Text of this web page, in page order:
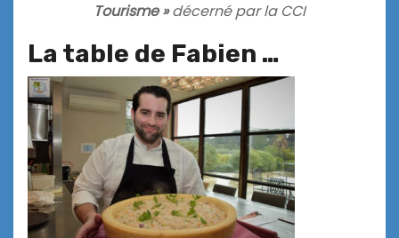
Tourisme »décerné par la CCI
La table de Fabien …